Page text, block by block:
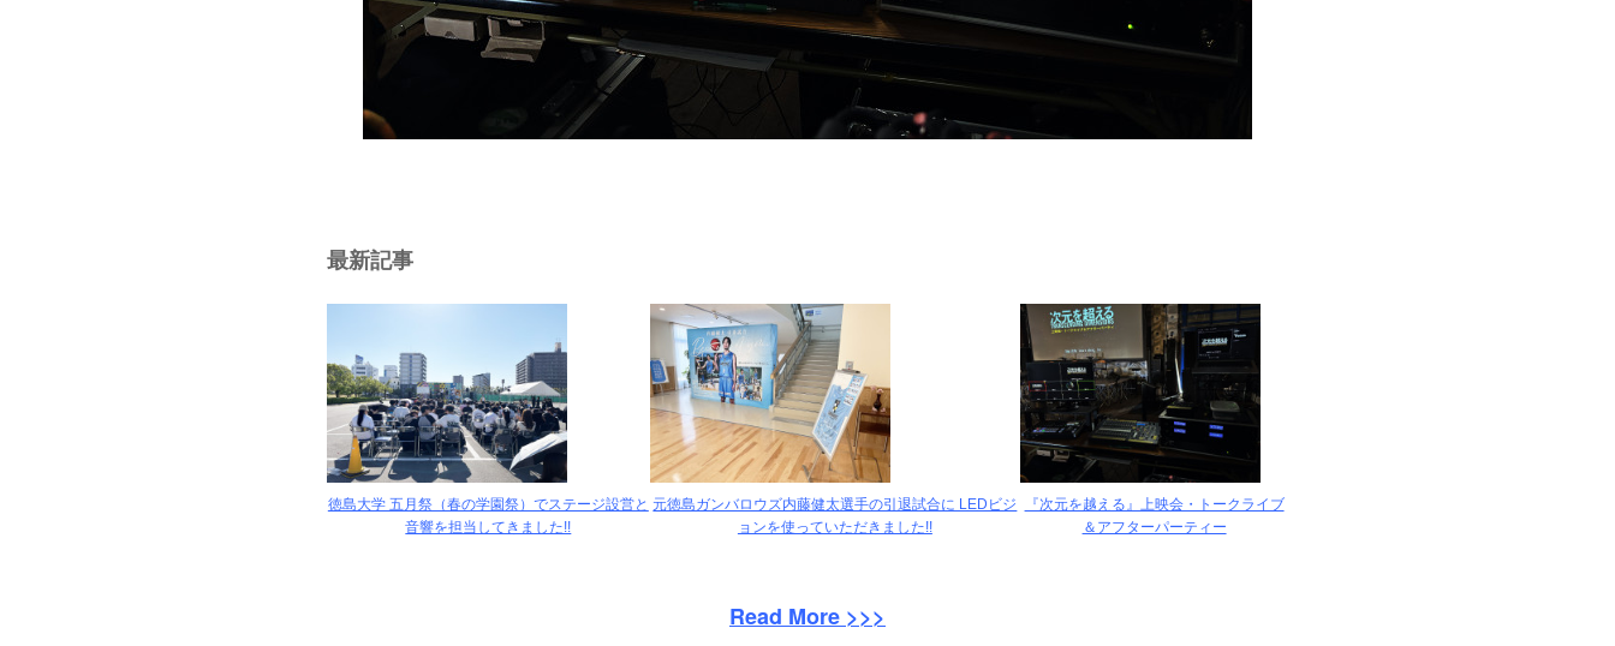
最新記事
徳島大学 五月祭（春の学園祭）でステージ設営と
音響を担当してきました!!
元徳島ガンバロウズ内藤健太選手の引退試合に LEDビジ
ョンを使っていただきました!!
『次元を越える』上映会・トークライブ
＆アフターパーティー
Read More >>>